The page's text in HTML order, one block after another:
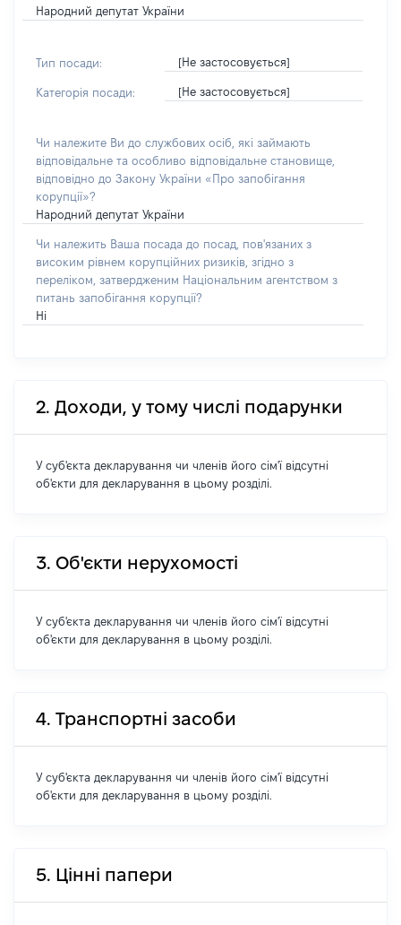
Народний депутат України
Тип посади: [Не застосовується]
Категорія посади: [Не застосовується]
Чи належите Ви до службових осіб, які займають
відповідальне та особливо відповідальне становище,
відповідно до Закону України «Про запобігання
корупції»?
Народний депутат України
Чи належить Ваша посада до посад, пов'язаних з
високим рівнем корупційних ризиків, згідно з
переліком, затвердженим Національним агентством з
питань запобігання корупції?
Ні
2. Доходи, у тому числі подарунки
У суб'єкта декларування чи членів його сім'ї відсутні
об'єкти для декларування в цьому розділі.
3. Об'єкти нерухомості
У суб'єкта декларування чи членів його сім'ї відсутні
об'єкти для декларування в цьому розділі.
4. Транспортні засоби
У суб'єкта декларування чи членів його сім'ї відсутні
об'єкти для декларування в цьому розділі.
5. Цінні папери